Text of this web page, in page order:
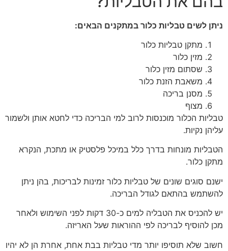
ניתן לשים טבליות כלור במתקנים הבאים:
מתקן טבליות כלור
מזין כלור
שסתום מזין כלור
משאבת הזנת כלור
מסנן בריכה
מצוף
טבליות הכלור מוכנסות לרוב למי הבריכה כדי לחטא אותן ולשמור
עליהן נקיות.
הטבליות מונחות בדרך כלל במיכל פלסטיק או מתכת, הנקרא
מתקן כלור.
ישנם סוגים שונים של טבליות כלור זמינות לבריכות, בהן ניתן
להשתמש בהתאם לגודל הבריכה.
יש להכניס את הטבליה למים כ-30 דקות לפני השימוש ולאחר
מכן להוסיף לבריכה לפי ההוראות שעל האריזה.
חשוב שלא תוסיפו יותר מדי טבליות בבת אחת, אחרת הן לא יהיו